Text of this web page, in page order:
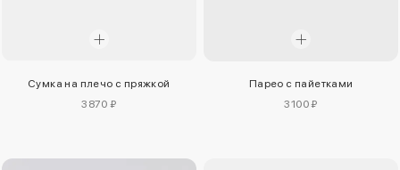
Сумка на плечо с пряжкой
3870 ₽
Парео с пайетками
3100 ₽